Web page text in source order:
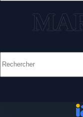
résultat